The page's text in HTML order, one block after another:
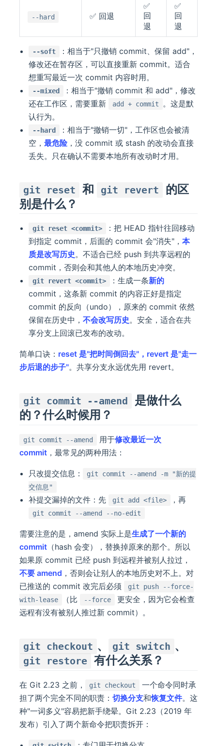
--hard ✅ 回退
✅
回
退
✅
回
退
--soft
：相当于"只撤销 commit、保留 add"，
修改还在暂存区，可以直接重新 commit。适合
想重写最近一次 commit 内容时用。
--mixed
：相当于"撤销 commit 和 add"，修改
还在工作区，需要重新
add + commit
。这是默
认行为。
--hard
：相当于"撤销一切"，工作区也会被清
空，最危险，没 commit 或 stash 的改动会直接
丢失。只在确认不需要本地所有改动时才用。
git reset 和 git revert
的区
别是什么？
git reset <commit>
：把 HEAD 指针往回移动
到指定 commit，后面的 commit 会"消失"，本
质是改写历史。不适合已经 push 到共享远程的
commit，否则会和其他人的本地历史冲突。
git revert <commit> ：生成一条新的
commit，这条新 commit 的内容正好是指定
commit 的反向（undo），原来的 commit 依然
保留在历史中，不会改写历史。安全，适合在共
享分支上回滚已发布的改动。
简单口诀： reset 是"把时间倒回去"，revert 是"走一
步后退的步子"。共享分支永远优先用 revert。
git commit --amend
是做什么
的？什么时候用？
git commit --amend 用于修改最近一次
commit ，最常见的两种用法：
只改提交信息：
git commit --amend -m "新的提
交信息"
补提交漏掉的文件：先 git add <file> ，再
git commit --amend --no-edit
需要注意的是，amend 实际上是生成了一个新的
commit （hash 会变），替换掉原来的那个。所以
如果原 commit 已经 push 到远程并被别人拉过，
不要 amend ，否则会让别人的本地历史对不上。对
已推送的 commit 改完后必须
git push --force-
with-lease
（比 --force
更安全，因为它会检查
远程有没有被别人推过新 commit）。
git checkout 、 git switch 、
git restore 有什么关系？
在 Git 2.23 之前， git checkout
一个命令同时承
担了两个完全不同的职责： 切换分支和恢复文件。这
种"一词多义"容易把新手绕晕。Git 2.23（2019 年
发布）引入了两个新命令把职责拆开：